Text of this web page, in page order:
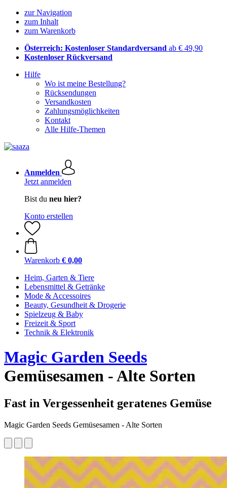
zur Navigation
zum Inhalt
zum Warenkorb
Österreich: Kostenloser Standardversand ab € 49,90
Kostenloser Rückversand
Hilfe
Wo ist meine Bestellung?
Rücksendungen
Versandkosten
Zahlungsmöglichkeiten
Kontakt
Alle Hilfe-Themen
Anmelden
Jetzt anmelden
Bist du neu hier?
Konto erstellen
Warenkorb € 0,00
Heim, Garten & Tiere
Lebensmittel & Getränke
Mode & Accessoires
Beauty, Gesundheit & Drogerie
Spielzeug & Baby
Freizeit & Sport
Technik & Elektronik
Magic Garden Seeds
Gemüsesamen - Alte Sorten
Fast in Vergessenheit geratenes Gemüse
Magic Garden Seeds Gemüsesamen - Alte Sorten